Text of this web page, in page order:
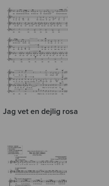
Jag vet en dejlig rosa